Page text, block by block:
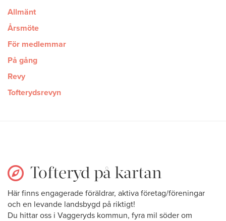
Allmänt
Årsmöte
För medlemmar
På gång
Revy
Tofterydsrevyn
Tofteryd på kartan
Här finns engagerade föräldrar, aktiva företag/föreningar
och en levande landsbygd på riktigt!
Du hittar oss i Vaggeryds kommun, fyra mil söder om